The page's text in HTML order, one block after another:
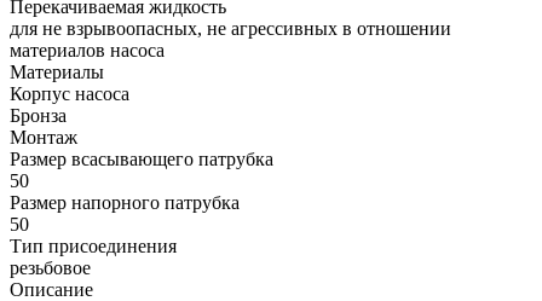
Перекачиваемая жидкость
для не взрывоопасных, не агрессивных в отношении
материалов насоса
Материалы
Корпус насоса
Бронза
Монтаж
Размер всасывающего патрубка
50
Размер напорного патрубка
50
Тип присоединения
резьбовое
Описание